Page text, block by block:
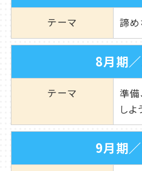
テーマ 諦め
8月期
テーマ
準備
しよ
9月期